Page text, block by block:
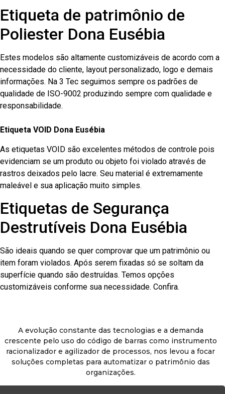
Etiqueta de patrimônio de
Poliester Dona Eusébia
Estes modelos são altamente customizáveis de acordo com a
necessidade do cliente, layout personalizado, logo e demais
informações. Na 3 Tec seguimos sempre os padrões de
qualidade de ISO-9002 produzindo sempre com qualidade e
responsabilidade.
Etiqueta VOID Dona Eusébia
As etiquetas VOID são excelentes métodos de controle pois
evidenciam se um produto ou objeto foi violado através de
rastros deixados pelo lacre. Seu material é extremamente
maleável e sua aplicação muito simples.
Etiquetas de Segurança
Destrutíveis Dona Eusébia
São ideais quando se quer comprovar que um patrimônio ou
item foram violados. Após serem fixadas só se soltam da
superfície quando são destruídas. Temos opções
customizáveis conforme sua necessidade. Confira.
A evolução constante das tecnologias e a demanda
crescente pelo uso do código de barras como instrumento
racionalizador e agilizador de processos, nos levou a focar
soluções completas para automatizar o patrimônio das
organizações.